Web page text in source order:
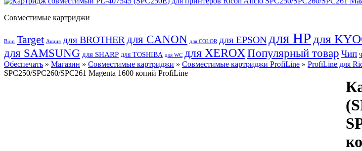
Совместимые картриджи
Bion Target Акция для BROTHER для CANON для COLOR для EPSON для HP для
для SAMSUNG для SHARP для TOSHIBA для WC для XEROX Популярный товар Чип
Обеспечать » Магазин » Совместимые картриджи » Совместимые картриджи ProfiLine » ProfiLine для
SPC250/SPC260/SPC261 Magenta 1600 копий ProfiLine